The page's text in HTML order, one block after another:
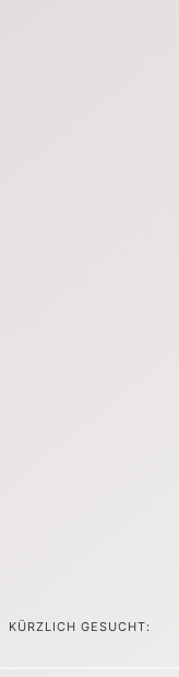
KÜRZLICH GESUCHT: